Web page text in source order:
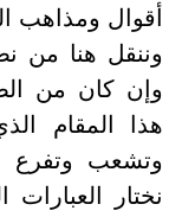
أقوال ومذاهب
وننقل هنا من
وإن كان من
هذا المقام
وتشعب وتفرع
نختار العبارات